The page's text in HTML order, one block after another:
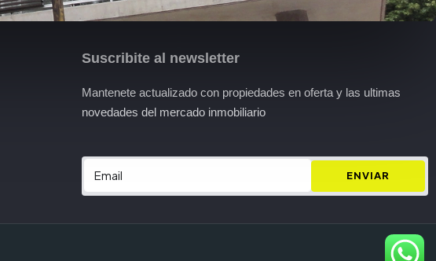
Suscribite al newsletter
Mantenete actualizado con propiedades en oferta y las ultimas
novedades del mercado inmobiliario
ENVIAR